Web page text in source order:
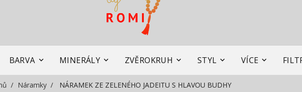
BARVA MINERÁLY ZVĚROKRUH STYL VÍCE
Náramky NÁRAMEK ZE ZELENÉHO JADEITU S HLAVOU BUDHY